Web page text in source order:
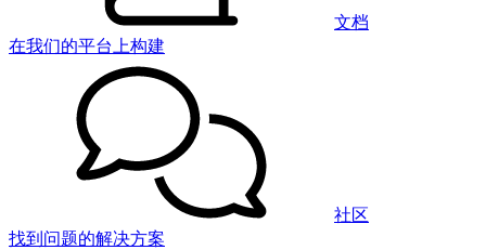
文档
在我们的平台上构建
社区
找到问题的解决方案